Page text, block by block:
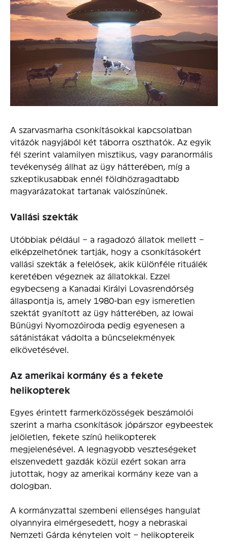
A szarvasmarha csonkításokkal kapcsolatban
vitázók nagyjából két táborra oszthatók. Az egyik
fél szerint valamilyen misztikus, vagy paranormális
tevékenység állhat az ügy hátterében, míg a
szkeptikusabbak ennél földhözragadtabb
magyarázatokat tartanak valószínűnek.
Vallási szekták
Utóbbiak például – a ragadozó állatok mellett –
elképzelhetőnek tartják, hogy a csonkításokért
vallási szekták a felelősek, akik különféle rituálék
keretében végeznek az állatokkal. Ezzel
egybecseng a Kanadai Királyi Lovasrendőrség
állaspontja is, amely 1980-ban egy ismeretlen
szektát gyanított az ügy hátterében, az Iowai
Bűnügyi Nyomozóiroda pedig egyenesen a
sátánistákat vádolta a bűncselekmények
elkövetésével.
Az amerikai kormány és a fekete
helikopterek
Egyes érintett farmerközösségek beszámolói
szerint a marha csonkítások jópárszor egybeestek
jelöletlen, fekete színű helikopterek
megjelenésével. A legnagyobb veszteségeket
elszenvedett gazdák közül ezért sokan arra
jutottak, hogy az amerikai kormány keze van a
dologban.
A kormányzattal szembeni ellenséges hangulat
olyannyira elmérgesedett, hogy a nebraskai
Nemzeti Gárda kénytelen volt – helikoptereik